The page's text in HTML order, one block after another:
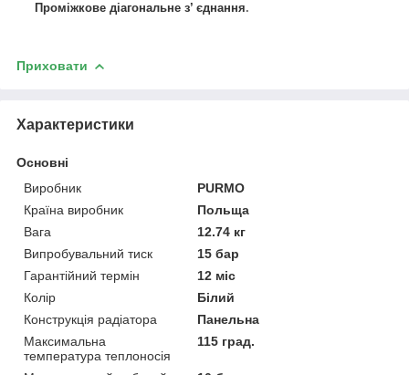
Проміжкове діагональне з’ єднання.
Приховати
Характеристики
Основні
Виробник
PURMO
Країна виробник
Польща
Вага
12.74 кг
Випробувальний тиск
15 бар
Гарантійний термін
12 міс
Колір
Білий
Конструкція радіатора
Панельна
Максимальна
температура теплоносія
115 град.